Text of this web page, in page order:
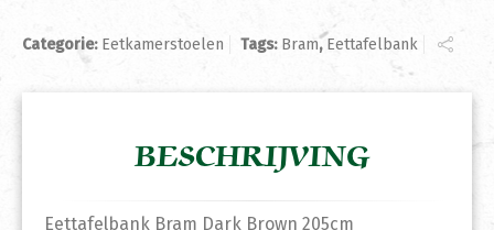
Categorie: Eetkamerstoelen Tags: Bram, Eettafelbank
BESCHRIJVING
Eettafelbank Bram Dark Brown 205cm